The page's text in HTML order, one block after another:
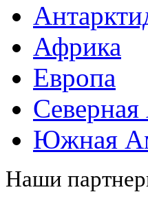
Африка
Европа
Южная
Наши